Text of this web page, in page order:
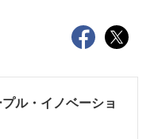
ル・イノベーショ